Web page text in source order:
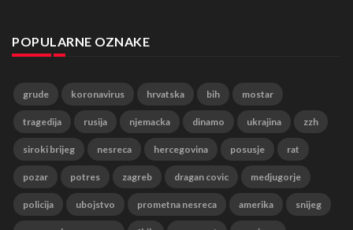
POPULARNE OZNAKE
grude koronavirus hrvatska bih mostar
tragedija rusija njemacka dinamo ukrajina zzh
siroki brijeg nesreca hercegovina posusje rat
pozar potres zagreb dragan covic medjugorje
policija ubojstvo prometna nesreca amerika snijeg